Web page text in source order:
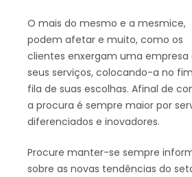
O mais do mesmo e a mesmice,
podem afetar e muito, como os
clientes enxergam uma empresa
seus serviços, colocando-a no
fila de suas escolhas. Afinal de
a procura é sempre maior por
diferenciados e inovadores.
Procure manter-se sempre
sobre as novas tendências do